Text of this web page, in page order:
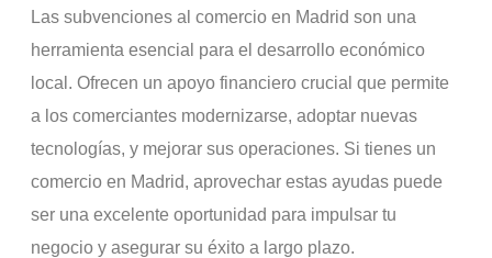
Las subvenciones al comercio en Madrid son una
herramienta esencial para el desarrollo económico
local. Ofrecen un apoyo financiero crucial que permite
a los comerciantes modernizarse, adoptar nuevas
tecnologías, y mejorar sus operaciones. Si tienes un
comercio en Madrid, aprovechar estas ayudas puede
ser una excelente oportunidad para impulsar tu
negocio y asegurar su éxito a largo plazo.